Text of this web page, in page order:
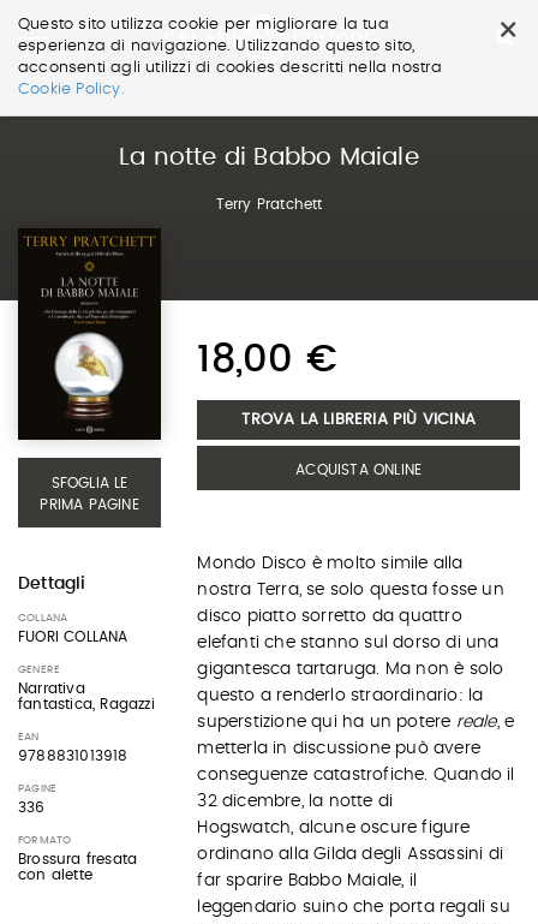
×
Questo sito utilizza cookie per migliorare la tua
esperienza di navigazione. Utilizzando questo sito,
acconsenti agli utilizzi di cookies descritti nella nostra
Cookie Policy.
Salta
La notte di Babbo Maiale
Terry Pratchett
SFOGLIA LE
PRIMA PAGINE
Dettagli
COLLANA
FUORI COLLANA
GENERE
Narrativa
fantastica, Ragazzi
EAN
9788831013918
PAGINE
336
FORMATO
Brossura fresata
con alette
18,00 €
TROVA LA LIBRERIA PIÙ VICINA
ACQUISTA ONLINE
Mondo Disco è molto simile alla
nostra Terra, se solo questa fosse un
disco piatto sorretto da quattro
elefanti che stanno sul dorso di una
gigantesca tartaruga. Ma non è solo
questo a renderlo straordinario: la
superstizione qui ha un potere reale, e
metterla in discussione può avere
conseguenze catastrofiche. Quando il
32 dicembre, la notte di
Hogswatch, alcune oscure figure
ordinano alla Gilda degli Assassini di
far sparire Babbo Maiale, il
leggendario suino che porta regali su